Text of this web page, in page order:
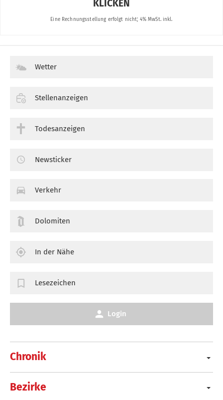
Chronik
Bezirke
Wetter
Stellenanzeigen
Todesanzeigen
Newsticker
Verkehr
Dolomiten
In der Nähe
Lesezeichen
Login